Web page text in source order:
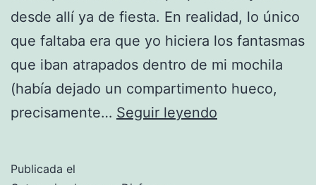
desde allí ya de fiesta. En realidad, lo único
que faltaba era que yo hiciera los fantasmas
que iban atrapados dentro de mi mochila
(había dejado un compartimento hueco,
precisamente… Seguir leyendo
Publicada el